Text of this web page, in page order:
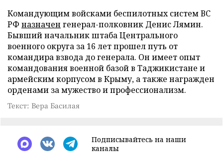
Командующим войсками беспилотных систем ВС
РФ назначен генерал-полковник Денис Лямин.
Бывший начальник штаба Центрального
военного округа за 16 лет прошел путь от
командира взвода до генерала. Он имеет опыт
командования военной базой в Таджикистане и
армейским корпусом в Крыму, а также награжден
орденами за мужество и профессионализм.
Текст: Вера Басилая
Подписывайтесь на наши
каналы